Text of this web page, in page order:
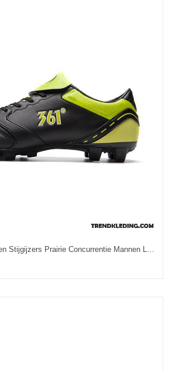
Voetbalschoenen Heren Stijgijzers Prairie Concurrentie Mannen Laars Zwart